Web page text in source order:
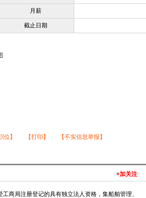
月薪
截止日期
位】 【打印】 【不实信息举报】
+加关注
商局注册登记的具有独立法人资格，集船舶管理、